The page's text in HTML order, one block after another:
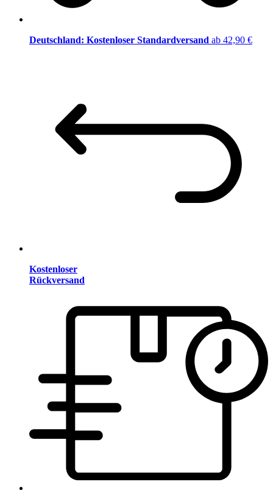
Deutschland: Kostenloser Standardversand ab 42,90 €
Kostenloser
Rückversand